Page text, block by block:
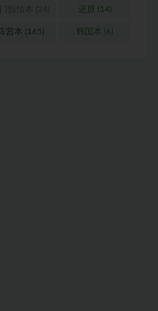
还原 (14)
阵营本 (165) 韩国本 (6)